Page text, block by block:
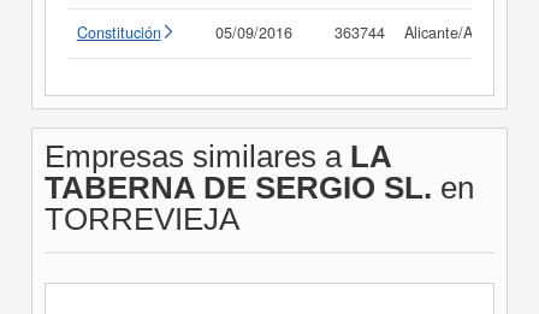
Constitución 05/09/2016 363744 Alicante/Alacant
Empresas similares a LA
TABERNA DE SERGIO SL. en
TORREVIEJA